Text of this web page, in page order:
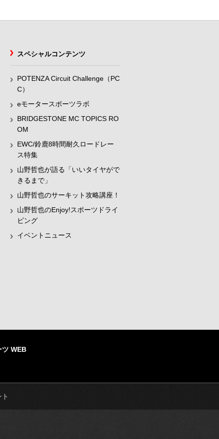
スペシャルコンテンツ
POTENZA Circuit Challenge（PC
C）
eモータースポーツラボ
BRIDGESTONE MC TOPICS RO
OM
EWC/鈴鹿8時間耐久ロードレー
ス特集
山野哲也が語る「いいタイヤがで
きるまで」
山野哲也のサーキット攻略講座！
山野哲也のEnjoy!スポーツドライ
ビング
イベントニュース
ツ WEB